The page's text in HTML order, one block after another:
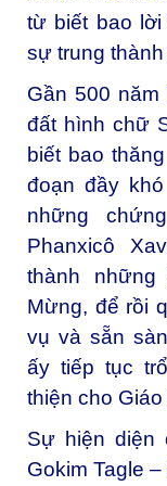
từ biết bao lời
sự trung
Gần 500
đất hình chữ
biết bao
đoạn đầy
những
Phanxicô
thành
Mừng, để rồi
vụ và sẵn
ấy tiếp tục
thiện cho
Sự hiện diện
Gokim Tagle